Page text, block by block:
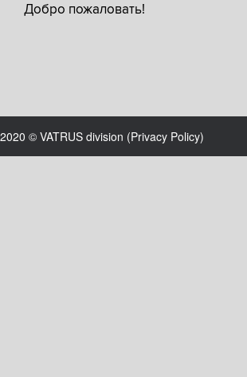
Добро пожаловать!
2020 © VATRUS division (Privacy Policy)